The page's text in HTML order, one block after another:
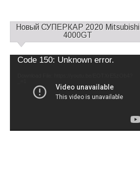
С
д
Новый СУПЕРКАР 2020 Mitsubishi
4000GT
Video
Code 150: Unknown error.